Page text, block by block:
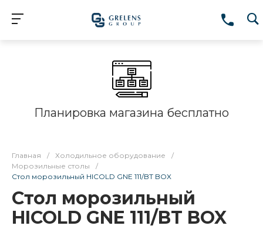
Планировка магазина бесплатно
Главная / Холодильное оборудование
/
Морозильные столы
/
Стол морозильный HICOLD GNE 111/BT BOX
Стол морозильный
HICOLD GNE 111/BT BOX